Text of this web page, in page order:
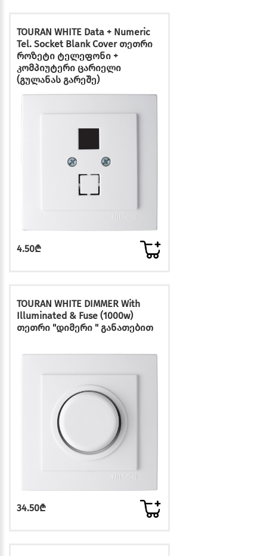
TOURAN WHITE Data + Numeric
Tel. Socket Blank Cover თეთრი
როზეტი ტელეფონი +
კომპიუტერი ცარიელი
(გულანას გარეშე)
4.50₾
TOURAN WHITE DIMMER With
Illuminated & Fuse (1000w)
თეთრი "დიმერი " განათებით
34.50₾